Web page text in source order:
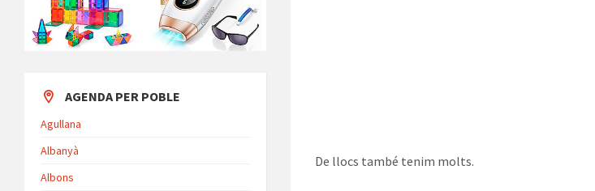
De llocs també tenim molts.
AGENDA PER POBLE
Agullana
Albanyà
Albons